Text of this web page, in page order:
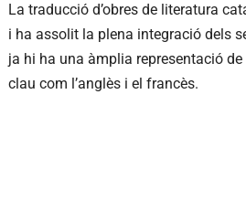
La traducció d’obres de literatura
i ha assolit la plena integració dels
ja hi ha una àmplia representació
clau com l’anglès i el francès.